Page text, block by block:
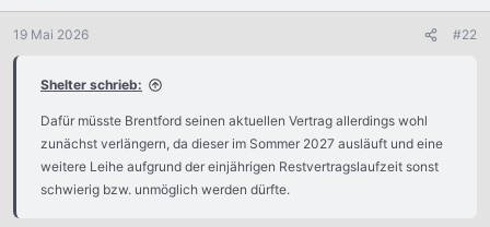
o
n
19 Mai 2026 #22
Shelter schrieb:
Dafür müsste Brentford seinen aktuellen Vertrag allerdings wohl
zunächst verlängern, da dieser im Sommer 2027 ausläuft und eine
weitere Leihe aufgrund der einjährigen Restvertragslaufzeit sonst
schwierig bzw. unmöglich werden dürfte.